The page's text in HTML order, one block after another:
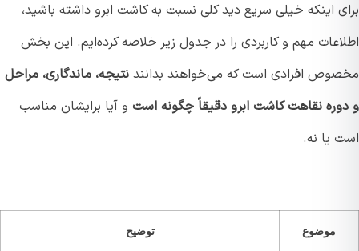
اینکه خیلی سریع دید کلی نسبت به کاشت ابرو داشته باشید،
مهم و کاربردی را در جدول زیر خلاصه کرده‌ایم. این بخش
افرادی است که می‌خواهند بدانندنتیجه، ماندگاری، مراحل
نقاهت کاشت ابرو دقیقاً چگونه استو آیا برایشان مناسب
یا نه.
موضوع توضیح